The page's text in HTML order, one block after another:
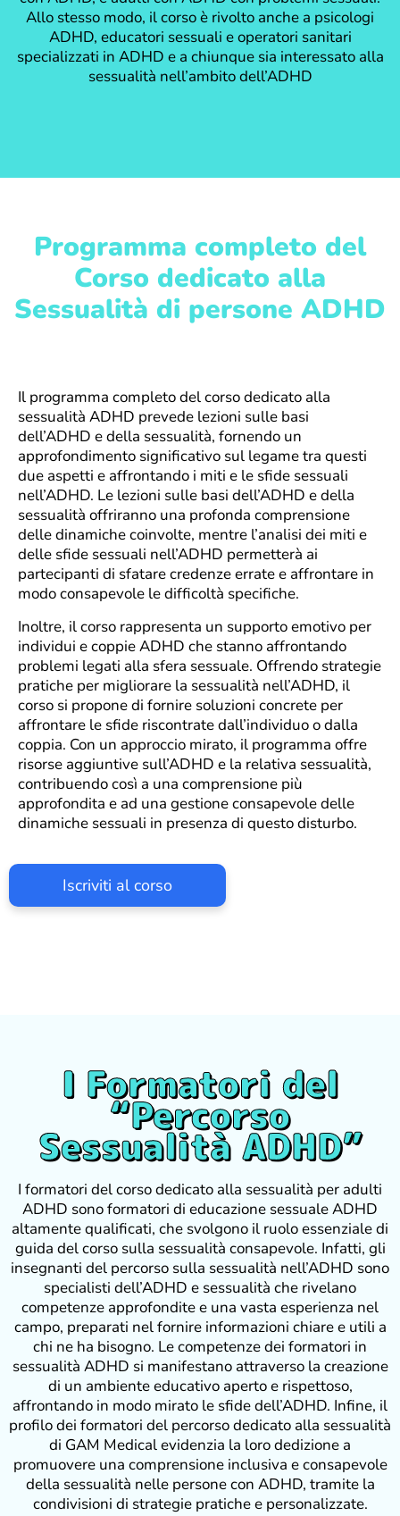
Allo stesso modo, il corso è rivolto anche a psicologi
ADHD, educatori sessuali e operatori sanitari
specializzati in ADHD e a chiunque sia interessato alla
sessualità nell’ambito dell’ADHD
Programma completo del
Corso dedicato alla
Sessualità di persone ADHD
Il programma completo del corso dedicato alla
sessualità ADHD prevede lezioni sulle basi
dell’ADHD e della sessualità, fornendo un
approfondimento significativo sul legame tra questi
due aspetti e affrontando i miti e le sfide sessuali
nell’ADHD. Le lezioni sulle basi dell’ADHD e della
sessualità offriranno una profonda comprensione
delle dinamiche coinvolte, mentre l’analisi dei miti e
delle sfide sessuali nell’ADHD permetterà ai
partecipanti di sfatare credenze errate e affrontare in
modo consapevole le difficoltà specifiche.
Inoltre, il corso rappresenta un supporto emotivo per
individui e coppie ADHD che stanno affrontando
problemi legati alla sfera sessuale. Offrendo strategie
pratiche per migliorare la sessualità nell’ADHD, il
corso si propone di fornire soluzioni concrete per
affrontare le sfide riscontrate dall’individuo o dalla
coppia. Con un approccio mirato, il programma offre
risorse aggiuntive sull’ADHD e la relativa sessualità,
contribuendo così a una comprensione più
approfondita e ad una gestione consapevole delle
dinamiche sessuali in presenza di questo disturbo.
Iscriviti al corso
I Formatori del
“Percorso
Sessualità ADHD”
I formatori del corso dedicato alla sessualità per adulti
ADHD sono formatori di educazione sessuale ADHD
altamente qualificati, che svolgono il ruolo essenziale di
guida del corso sulla sessualità consapevole. Infatti, gli
insegnanti del percorso sulla sessualità nell’ADHD sono
specialisti dell’ADHD e sessualità che rivelano
competenze approfondite e una vasta esperienza nel
campo, preparati nel fornire informazioni chiare e utili a
chi ne ha bisogno. Le competenze dei formatori in
sessualità ADHD si manifestano attraverso la creazione
di un ambiente educativo aperto e rispettoso,
affrontando in modo mirato le sfide dell’ADHD. Infine, il
profilo dei formatori del percorso dedicato alla sessualità
di GAM Medical evidenzia la loro dedizione a
promuovere una comprensione inclusiva e consapevole
della sessualità nelle persone con ADHD, tramite la
condivisioni di strategie pratiche e personalizzate.